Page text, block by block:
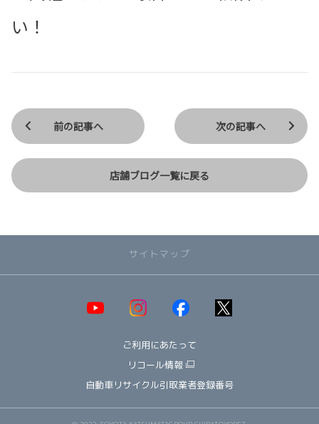
い！
前の記事へ
店舗ブログ一覧に戻る
次の記事へ
サイトマップ
ウェルキャブ（福祉車両）
ヤリス
ご利用にあたって
リコール情報
自動車リサイクル引取業者登録番号